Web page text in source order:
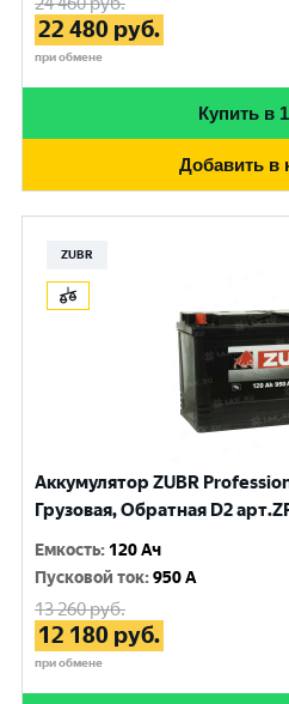
22 480 руб.
при обмене
Купить в
Добавить в
ZUBR
Аккумулятор ZUBR
Грузовая, Обратная D2
Емкость: 120 Ач
Пусковой ток:950 A
13 260руб.
12 180 руб.
при обмене